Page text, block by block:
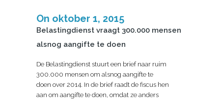
On oktober 1, 2015
Belastingdienst vraagt 300.000 mensen
alsnog aangifte te doen
De Belastingdienst stuurt een brief naar ruim
300.000 mensen om alsnog aangifte te
doen over 2014. In de brief raadt de fiscus hen
aan om aangifte te doen, omdat ze anders